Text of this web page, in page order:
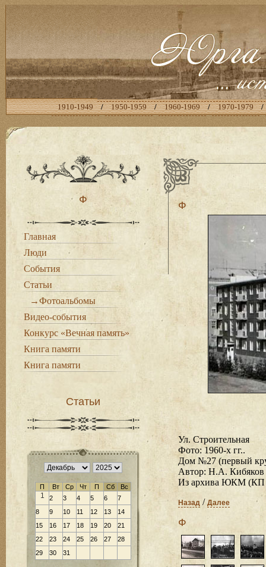
1910-1949 / 1950-1959 / 1960-1969 / 1970-1979 /
Ф
Главная
Люди
События
Статьи
→Фотоальбомы
Видео-события
Конкурс «Вечная память»
Книга памяти
Книга памяти
Статьи
П Вт Ср Чт П Сб Вс
1 2 3 4 5 6
7
8
9 10 11 12 13
14
15
16 17 18 19 20
21
22
23 24 25 26 27
28
29
30 31
Ф
Ул. Строительная
Фото: 1960-х гг..
Дом №27 (первый
Автор: Н.А. Кибяков
Из архива ЮКМ (КП
Назад / Далее
Ф